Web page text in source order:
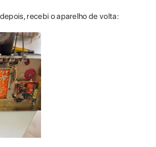
recebi o aparelho de volta: